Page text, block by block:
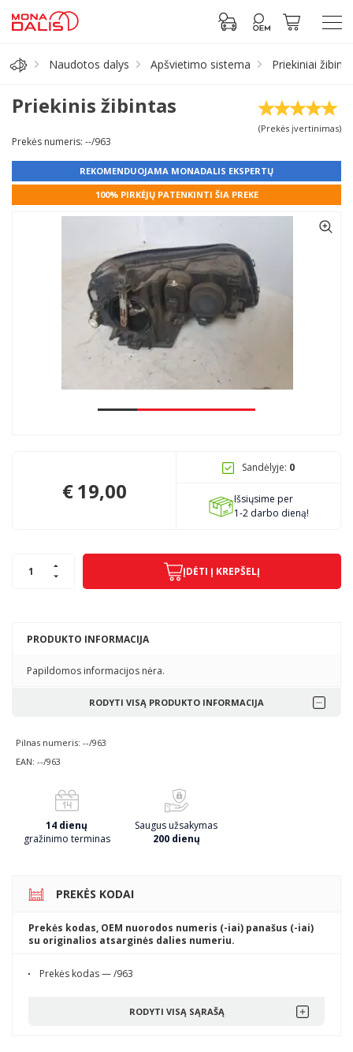
Antifrizas
Akumuliatorius
Prisijungti prie paskyros
Pagojo k., Uosių g. 124, Kelmės raj.
+370 68306302
Naudotos dalys Apšvietimo sistema Priekiniai
Priekinis žibintas
(Prekės įvertinimas)
Prekės numeris: --/963
REKOMENDUOJAMA MONADALIS EKSPERTŲ
100% PIRKĖJŲ PATENKINTI ŠIA PREKE
PRODUKTO INFORMACIJA
Papildomos informacijos nėra.
RODYTI VISĄ PRODUKTO INFORMACIJA
Pilnas numeris: --/963
EAN: --/963
14 dienų
gražinimo terminas
Saugus užsakymas
200 dienų
€19,00
Sandėlyje: 0
Išsiųsime per
1-2 darbo dieną!
ĮDĖTI Į KREPŠELĮ
PREKĖS KODAI
Prekės kodas, OEM nuorodos numeris (-iai) panašus (-iai)
su originalios atsarginės dalies numeriu.
Prekės kodas — /963
RODYTI VISĄ SĄRAŠĄ